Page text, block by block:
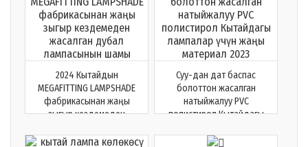
2024 Кытайдын
MEGAFITTING LAMPSHADE
фабрикасынан жаңы
зыгыр кездемеден
лампасынын шамы
Суу-дан дат баспас
болоттон жасалган
натыйжалуу PVC
полистирол Кытайдагы
материал 2023